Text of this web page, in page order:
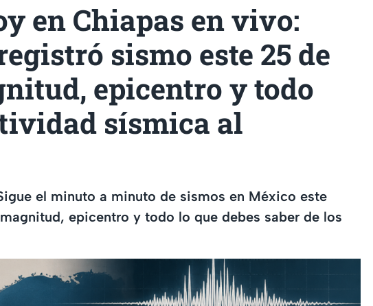
en Chiapas en vivo:
sismo este 25 de
epicentro y todo
sísmica al
el minuto a minuto de sismos en México este
epicentro y todo lo que debes saber de los